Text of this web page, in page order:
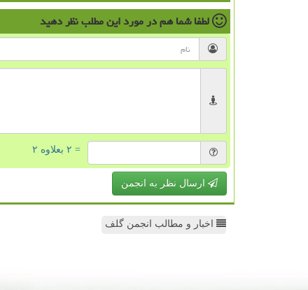
لطفا شما همدر مورد این مطلبنظر دهید
= ۲ بعلاوه ۲
ارسال نظر به انجمن
اخبار و مطالب انجمن گلف